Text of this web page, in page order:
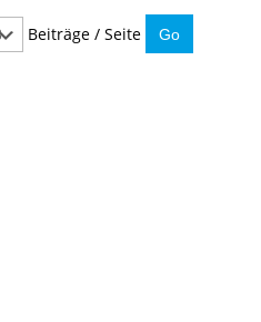
Beiträge / Seite